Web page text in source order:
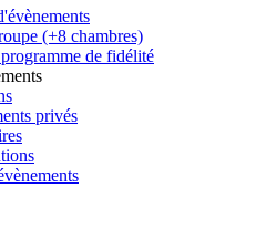
(+8 chambres)
de fidélité
privés